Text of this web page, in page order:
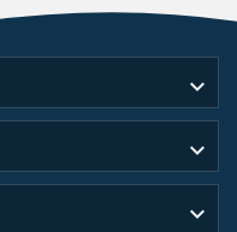
expand_more
expand_more
expand_more